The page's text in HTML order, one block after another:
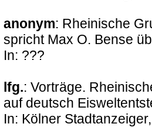
anonym: Rheinische
spricht Max O. Bense
In: ???
lfg.: Vorträge.
auf deutsch
In: Kölner